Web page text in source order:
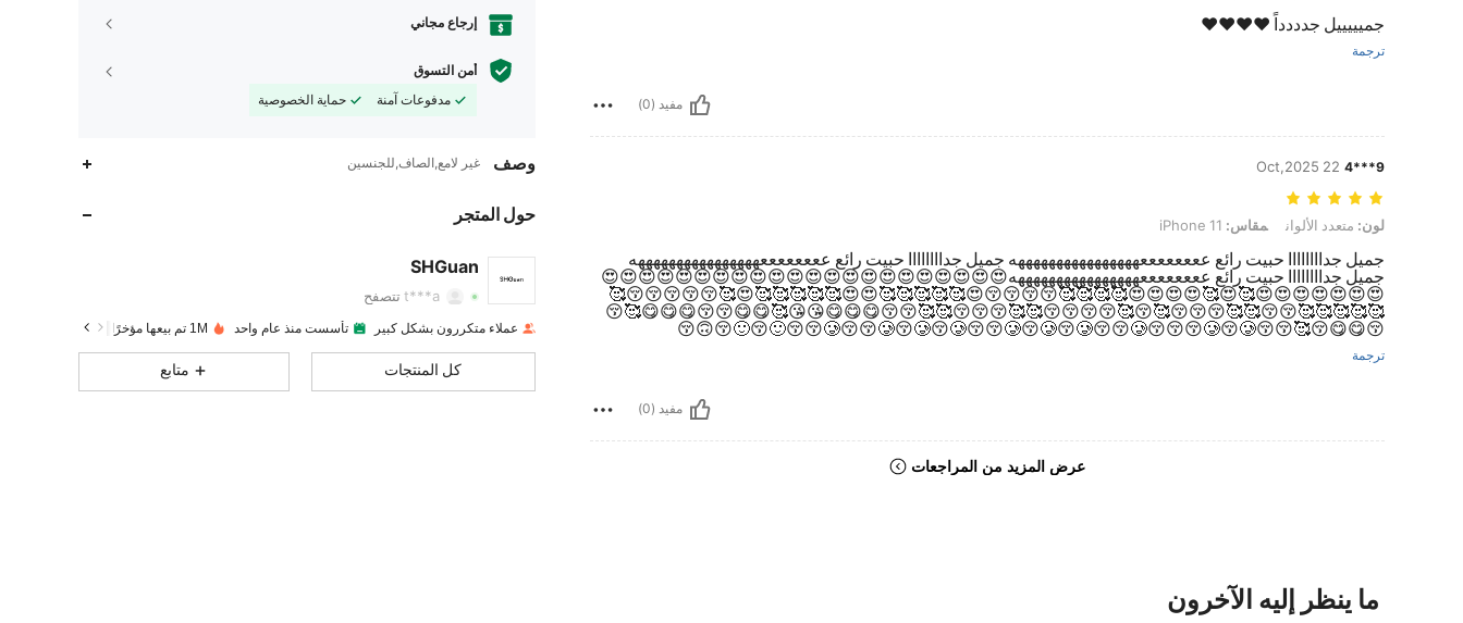
جميييييل جدددداً ♥️♥️♥️♥️
ترجمة
مفيد (0)
9***4
22 Oct,2025
لون: متعدد الألوان, مقاس: iPhone 11
لون: متعدد الألوان مقاس:
جميل جداااااااا حبيت رائع ععععععععههههههههههههههههه جميل جداااااااا حبيت رائع ععععععععههههههههههههههههه
جميل جداااااااا حبيت رائع ععععععععههههههههههههههههه😍😍😍😍😍😍😍😍😍😍😍😍😍😍😍😍😍😍😍😍😍😍
😍😍😍😍😍😍😍🥰😍🥰😍😍😍😍🥰🥰🥰🥰😚😚😚😚😍🥰🥰🥰🥰🥰😍😍🥰🥰🥰🥰🥰😍🥰😚😚😚😚😚🥰
🥰🥰🥰🥰🥰😚😚🥰🥰😚😚😚🥰😚🥰😚😚😚😚🥰🥰😚😚😚🥰🥰😚😚😋😋😋😘😘🥰😋😋😚😚😋😋😋🥰😚
😚😋😋😚🥰😚😚🥲😚😚🥲😚🥲😚🥲😚😚🥲😚🥲😚🥲😚😚🥲😚😚😚🥲😚🥲😚😚🙂😚🙂😚🙃😚
ترجمة
مفيد (0)
عرض المزيد من المراجعات
إرجاع مجاني
أمن التسوق
مدفوعات آمنة
حماية الخصوصية
وصف غير لامع,الصاف,للجنسين
حول المتجر
SHGuan
t***a تتصفح
4.88
606
عملاء متكررون بشكل كبير تأسست منذ عام واحد 1M تم بيعها مؤخرًا
كل المنتجات متابع
ما ينظر إليه الآخرون